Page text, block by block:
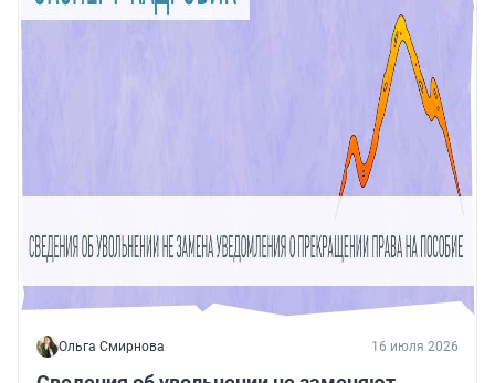
Ольга Смирнова 16 июля 2026